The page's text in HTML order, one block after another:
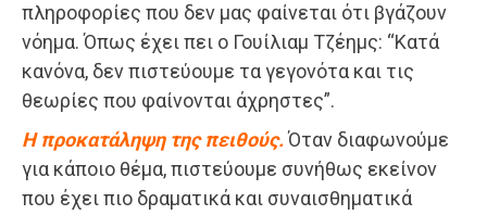
πληροφορίες που δεν μας φαίνεται ότι βγάζουν
νόημα. Όπως έχει πει ο Γουίλιαμ Τζέημς: “Κατά
κανόνα, δεν πιστεύουμε τα γεγονότα και τις
θεωρίες που φαίνονται άχρηστες”.
Η προκατάληψη της πειθούς.Όταν διαφωνούμε
για κάποιο θέμα, πιστεύουμε συνήθως εκείνον
που έχει πιο δραματικά και συναισθηματικά